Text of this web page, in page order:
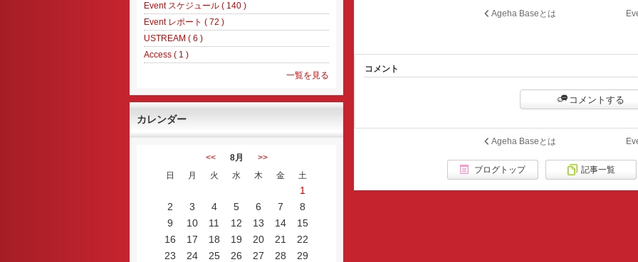
Ageha Baseとは
コメント
コメントする
Ageha Baseとは
ブログトップ 記事一覧
Event スケジュール ( 140 )
Event レポート ( 72 )
USTREAM ( 6 )
Access ( 1 )
一覧を見る
カレンダー
<< 8月
>>
日
月 火 水 木 金 土
1
2
3 4 5 6 7
8
9
10 11 12 13 14
15
16
17 18 19 20 21
22
23
24 25 26 27 28
29